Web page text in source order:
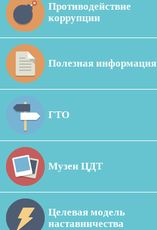
Противодействие
коррупции
Полезная информация
ГТО
Музеи ЦДТ
Целевая модель
наставничества